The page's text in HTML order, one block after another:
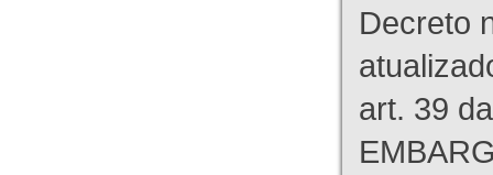
Decreto
art. 39